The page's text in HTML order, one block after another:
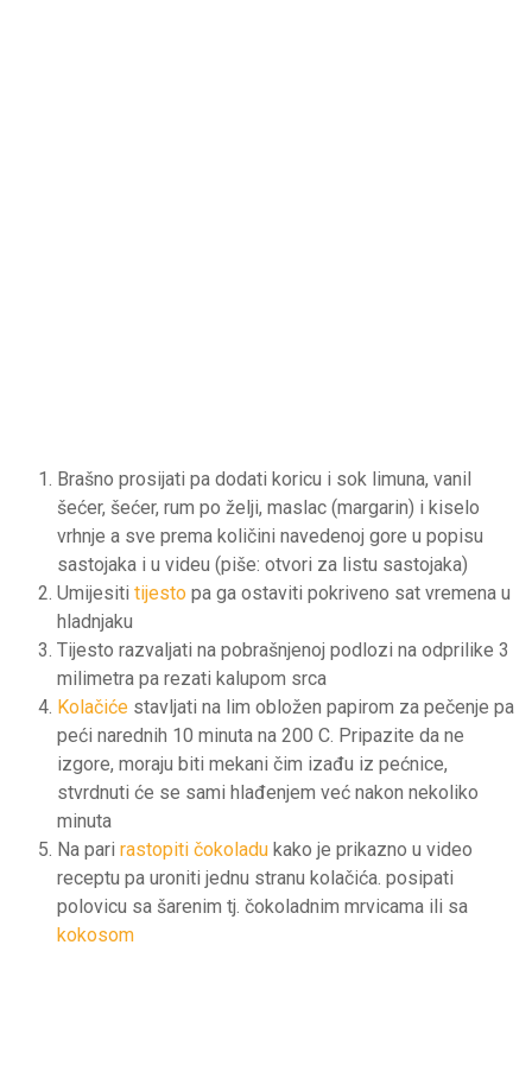
Brašno prosijati pa dodati koricu i sok limuna, vanil
šećer, šećer, rum po želji, maslac (margarin) i kiselo
vrhnje a sve prema količini navedenoj gore u popisu
sastojaka i u videu (piše: otvori za listu sastojaka)
Umijesiti tijesto pa ga ostaviti pokriveno sat vremena u
hladnjaku
Tijesto razvaljati na pobrašnjenoj podlozi na odprilike 3
milimetra pa rezati kalupom srca
Kolačiće stavljati na lim obložen papirom za pečenje pa
peći narednih 10 minuta na 200 C. Pripazite da ne
izgore, moraju biti mekani čim izađu iz pećnice,
stvrdnuti će se sami hlađenjem već nakon nekoliko
minuta
Na pari rastopiti čokoladu kako je prikazno u video
receptu pa uroniti jednu stranu kolačića. posipati
polovicu sa šarenim tj. čokoladnim mrvicama ili sa
kokosom